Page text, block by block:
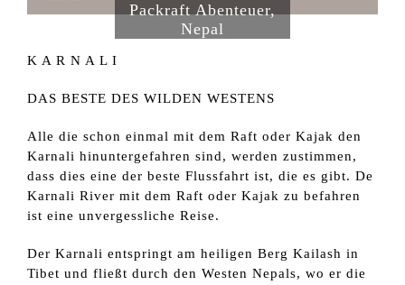
Packraft Abenteuer,
Nepal
K A R N A L I
DAS BESTE DES WILDEN WESTENS
Alle die schon einmal mit dem Raft oder Kajak den
Karnali hinuntergefahren sind, werden zustimmen,
dass dies eine der beste Flussfahrt ist, die es gibt. De
Karnali River mit dem Raft oder Kajak zu befahren
ist eine unvergessliche Reise.
Der Karnali entspringt am heiligen Berg Kailash in
Tibet und fließt durch den Westen Nepals, wo er die